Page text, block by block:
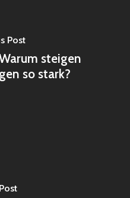
Post
steigen
so stark?